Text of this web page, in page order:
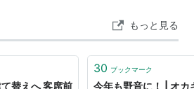
歴史と伝統を引き継ぎながらも、
とらわ…
もっと見る
替えへ 客席前
30 ブックマーク
今年も野音に！ | オカ